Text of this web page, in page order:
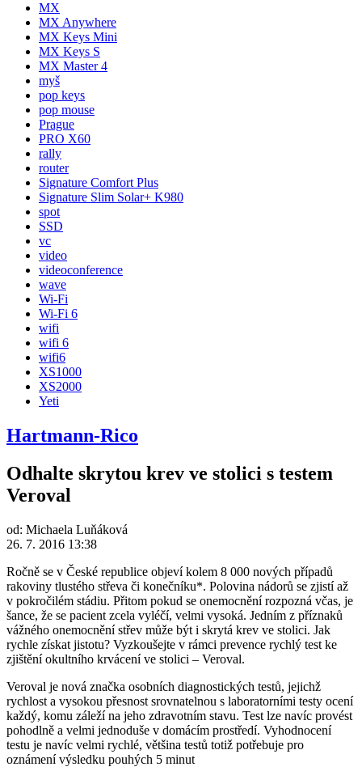
MX
MX Anywhere
MX Keys Mini
MX Keys S
MX Master 4
myš
pop keys
pop mouse
Prague
PRO X60
rally
router
Signature Comfort Plus
Signature Slim Solar+ K980
spot
SSD
vc
video
videoconference
wave
Wi-Fi
Wi-Fi 6
wifi
wifi 6
wifi6
XS1000
XS2000
Yeti
Hartmann-Rico
Odhalte skrytou krev ve stolici s testem
Veroval
od: Michaela Luňáková
26. 7. 2016 13:38
Ročně se v České republice objeví kolem 8 000 nových případů
rakoviny tlustého střeva či konečníku*. Polovina nádorů se zjistí až
v pokročilém stádiu. Přitom pokud se onemocnění rozpozná včas, je
šance, že se pacient zcela vyléčí, velmi vysoká. Jedním z příznaků
vážného onemocnění střev může být i skrytá krev ve stolici. Jak
rychle získat jistotu? Vyzkoušejte v rámci prevence rychlý test ke
zjištění okultního krvácení ve stolici – Veroval.
Veroval je nová značka osobních diagnostických testů, jejichž
rychlost a vysokou přesnost srovnatelnou s laboratorními testy ocení
každý, komu záleží na jeho zdravotním stavu. Test lze navíc provést
pohodlně a velmi jednoduše v domácím prostředí. Vyhodnocení
testu je navíc velmi rychlé, většina testů totiž potřebuje pro
oznámení výsledku pouhých 5 minut